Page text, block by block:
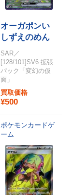
オーガポンい
しずえのめん
SAR／
[128/101]SV6 拡張
パック「変幻の仮
面」
買取価格
¥500
ポケモンカードゲ
ーム